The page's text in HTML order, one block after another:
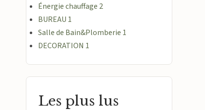
Énergie chauffage 2
BUREAU 1
Salle de Bain&Plomberie 1
DECORATION 1
Les plus lus